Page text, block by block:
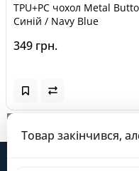
TPU+PC чохол Metal
Синій / Navy Blue
349 грн.
Товар закінчився,
Завантажується...